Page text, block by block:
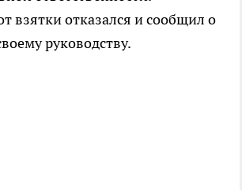
взятки отказался и сообщил о
руководству.